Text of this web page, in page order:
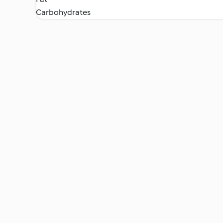
Carbohydrates